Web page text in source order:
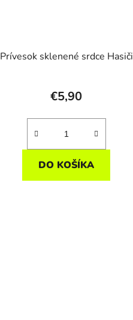
Prívesok sklenené srdce Hasiči
€5,90
DO KOŠÍKA